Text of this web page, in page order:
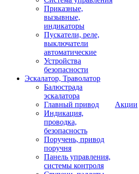
Приказные,
вызывные,
индикаторы
Пускатели, реле,
выключатели
автоматические
Устройства
безопасности
Эскалатор, Траволатор
Балюстрада
эскалатора
Главный привод
Индикация,
проводка,
безопасность
Поручень, привод
поручня
Панель управления,
системы контроля
Акции